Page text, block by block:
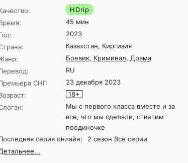
HDrip
45 мин
2023
Казахстан, Киргизия
Боевик, Криминал, Драма
RU
СНГ:
23 декабря 2023
18+
Мы с первого класса вместе и за
все, что мы сделали, ответим
поодиночке
серия онлайн:
2 сезон Все серии